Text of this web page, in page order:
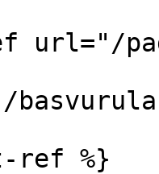
ref %}